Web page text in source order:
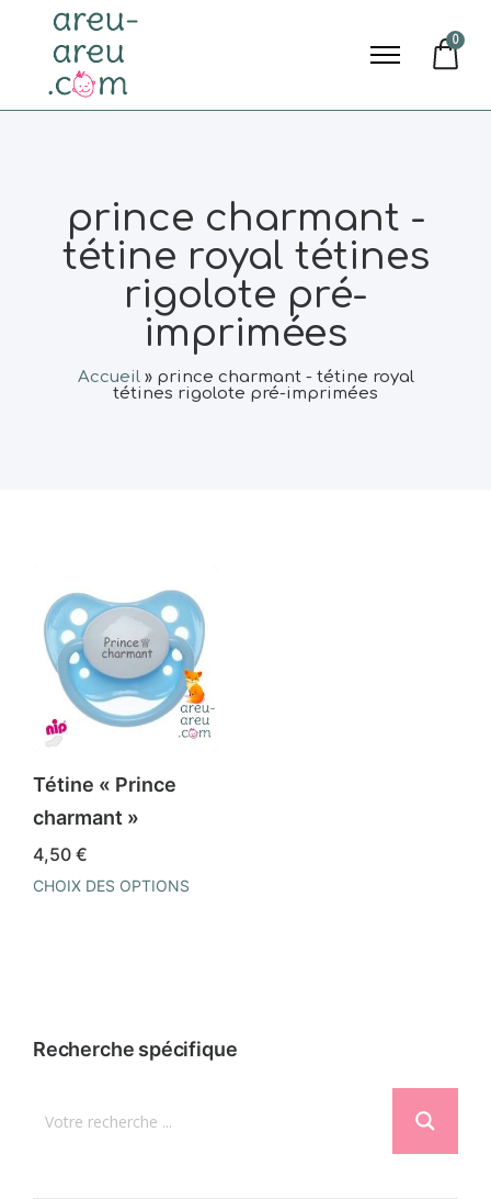
0
prince charmant -
tétine royal tétines
rigolote pré-
imprimées
Accueil» prince charmant - tétine royal
tétines rigolote pré-imprimées
Tétine « Prince
charmant »
4,50 €
CHOIX DES OPTIONS
variations.
peuvent
Recherche spécifique